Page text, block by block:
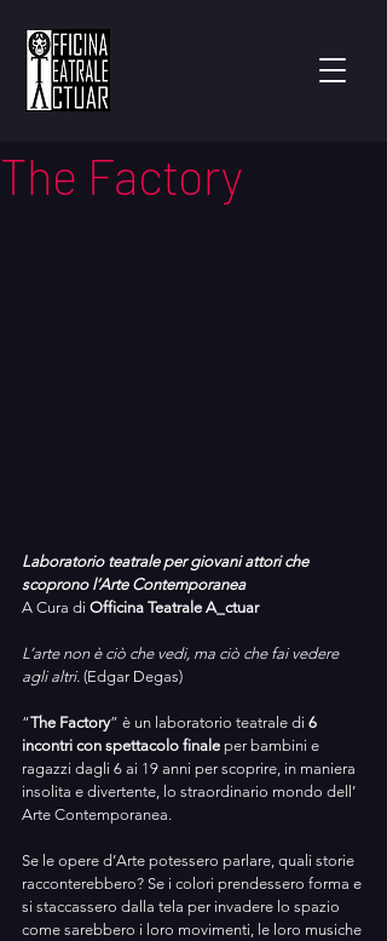
The Factory
Laboratorio teatrale per giovani attori che
scoprono l’Arte Contemporanea
A Cura di Officina Teatrale A_ctuar
L’arte non è ciò che vedi, ma ciò che fai vedere
agli altri. (Edgar Degas)
“The Factory” è un laboratorio teatrale di 6
incontri con spettacolo finale per bambini e
ragazzi dagli 6 ai 19 anni per scoprire, in maniera
insolita e divertente, lo straordinario mondo dell’
Arte Contemporanea.
Se le opere d’Arte potessero parlare, quali storie
racconterebbero? Se i colori prendessero forma e
si staccassero dalla tela per invadere lo spazio
come sarebbero i loro movimenti, le loro musiche